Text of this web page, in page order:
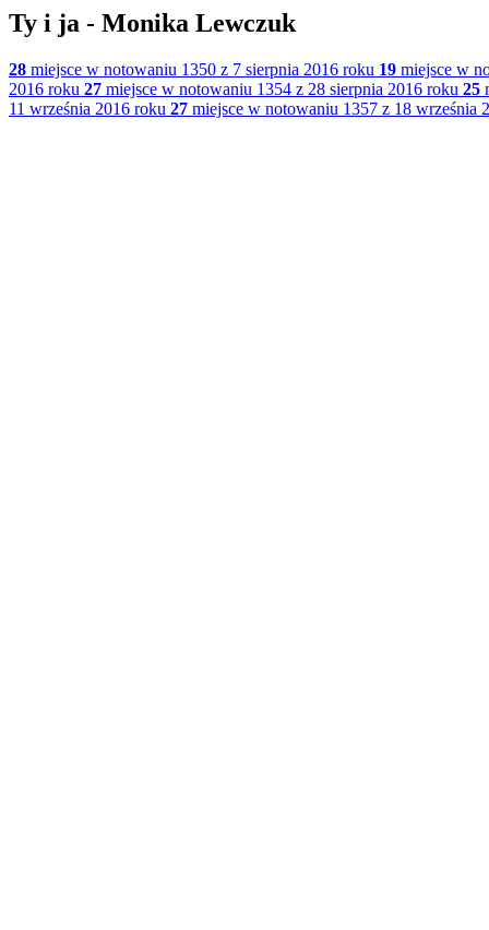
Ty i ja - Monika Lewczuk
28 miejsce w notowaniu 1350 z 7 sierpnia 2016 roku 19 miejsce w
2016 roku 27 miejsce w notowaniu 1354 z 28 sierpnia 2016 roku 25
11 września 2016 roku 27 miejsce w notowaniu 1357 z 18 września